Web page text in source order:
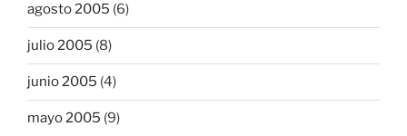
agosto 2005 (6)
julio 2005 (8)
junio 2005 (4)
mayo 2005 (9)